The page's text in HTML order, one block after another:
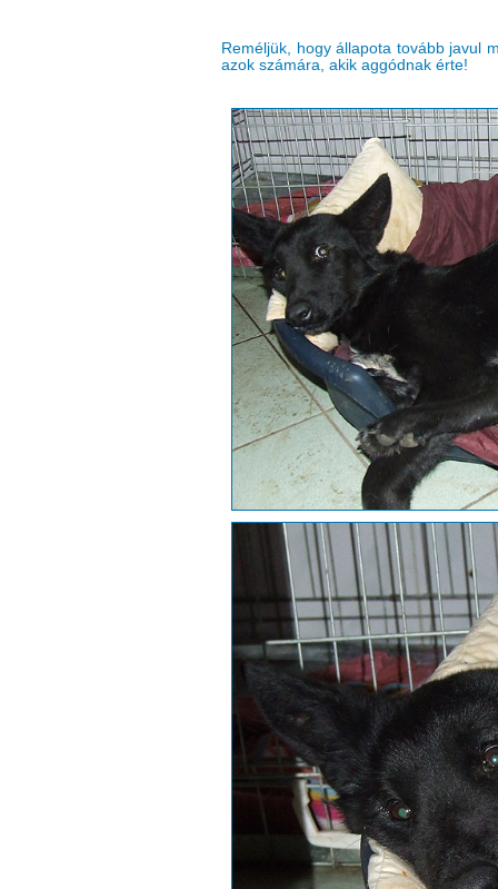
Reméljük, hogy állapota tovább javul
azok számára, akik aggódnak érte!